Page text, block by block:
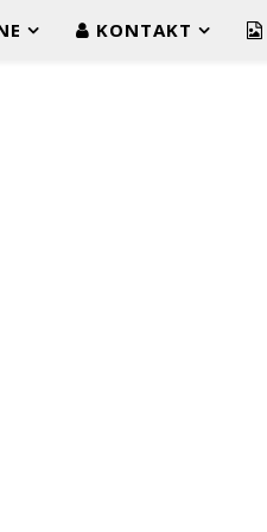
KONTAKT